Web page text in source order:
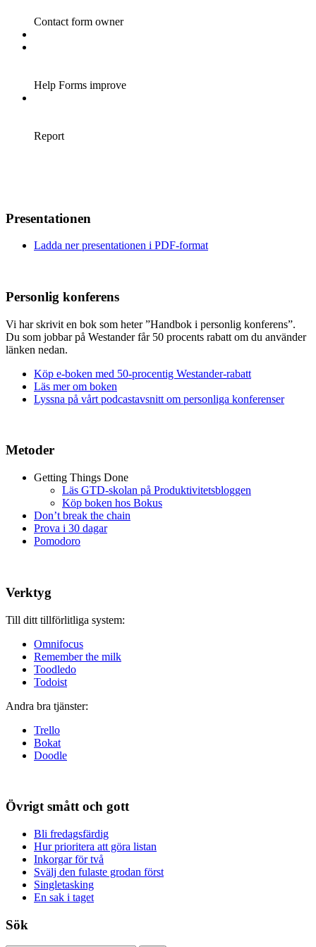
Presentationen
Ladda ner presentationen i PDF-format
Personlig konferens
Vi har skrivit en bok som heter ”Handbok i personlig konferens”.
Du som jobbar på Westander får 50 procents rabatt om du använder
länken nedan.
Köp e-boken med 50-procentig Westander-rabatt
Läs mer om boken
Lyssna på vårt podcastavsnitt om personliga konferenser
Metoder
Getting Things Done
Läs GTD-skolan på Produktivitetsbloggen
Köp boken hos Bokus
Don’t break the chain
Prova i 30 dagar
Pomodoro
Verktyg
Till ditt tillförlitliga system:
Omnifocus
Remember the milk
Toodledo
Todoist
Andra bra tjänster:
Trello
Bokat
Doodle
Övrigt smått och gott
Bli fredagsfärdig
Hur prioritera att göra listan
Inkorgar för två
Svälj den fulaste grodan först
Singletasking
En sak i taget
Sök